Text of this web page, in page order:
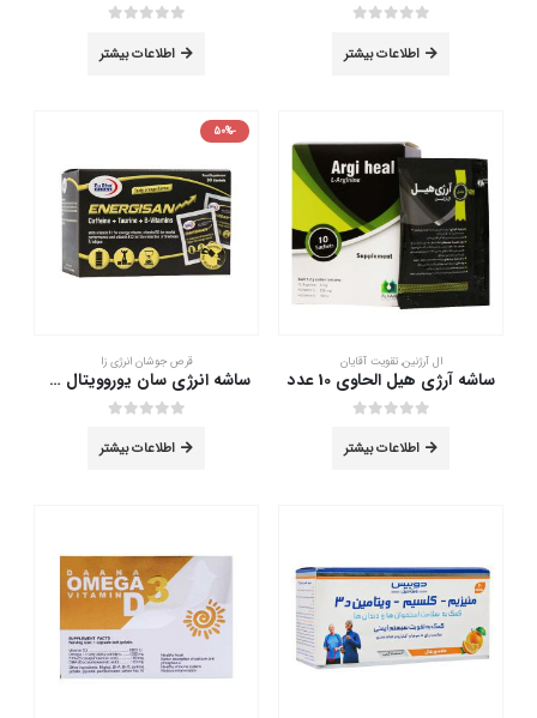
اطلاعات بیشتر اطلاعات بیشتر
ال آرژنین,تقویت آقایان
ساشه آرژی هیل الحاوی 10 عدد
اطلاعات بیشتر
-50%
قرص جوشان انرژی زا
ساشه انرژی سان یوروویتال 30 عدد
اطلاعات بیشتر